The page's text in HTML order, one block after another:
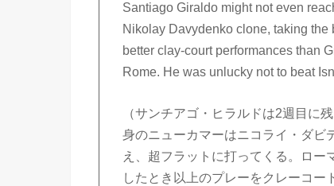
Santiago Giraldo might not even
Nikolay Davydenko clone, taking the
better clay-court performances than
Rome. He was unlucky not to beat
（サンチアゴ・ヒラルドは2週目に
身のニューカマーはニコライ・ダビ
え、超フラットに打ってくる。ロー
したとき以上のプレーをクレーコー